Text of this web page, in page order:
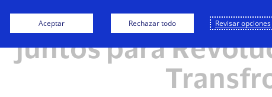
CB International
juntos para
Aceptar Rechazar todo Revisar opciones